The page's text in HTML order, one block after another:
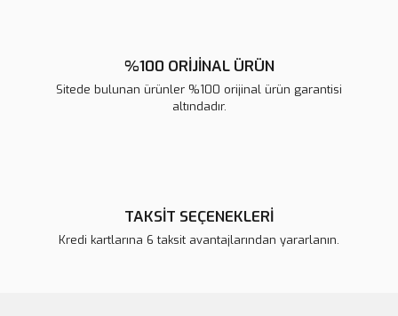
%100 ORİJİNAL ÜRÜN
Sitede bulunan ürünler %100 orijinal ürün garantisi
altındadır.
TAKSİT SEÇENEKLERİ
Kredi kartlarına 6 taksit avantajlarından yararlanın.